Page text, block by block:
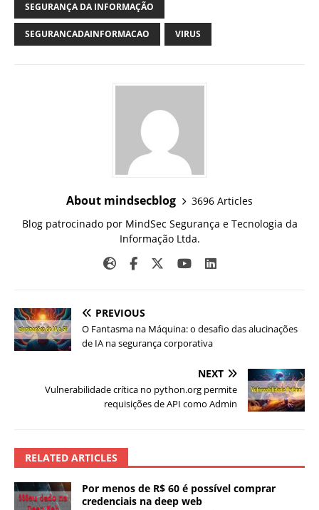
SEGURANÇA DA INFORMAÇÃO
SEGURANCADAINFORMACAO VIRUS
About mindsecblog
3696 Articles
Blog patrocinado por MindSec Segurança e Tecnologia da
Informação Ltda.
PREVIOUS
O Fantasma na Máquina: o desafio das alucinações
de IA na segurança corporativa
NEXT
Vulnerabilidade crítica no python.org permite
requisições de API como Admin
RELATED ARTICLES
Por menos de R$ 60 é possível comprar
credenciais na deep web